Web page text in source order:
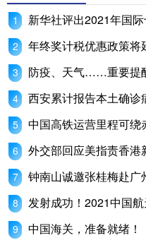
新华社评出2021年国
年终奖计税优惠政策将
防疫、天气……重要提
西安累计报告本土确诊
中国高铁运营里程可绕
外交部回应美指责香港
钟南山诚邀张桂梅赴广
发射成功！2021中国
中国海关，准备就绪！